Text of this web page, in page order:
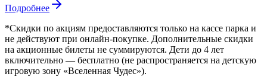
Подробнее
*Скидки по акциям предоставляются только на кассе парка и
не действуют при онлайн-покупке. Дополнительные скидки
на акционные билеты не суммируются. Дети до 4 лет
включительно — бесплатно (не распространяется на детскую
игровую зону «Вселенная Чудес»).